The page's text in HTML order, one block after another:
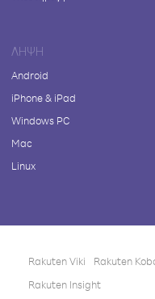
ΛΉΨΗ
Android
iPhone & iPad
Windows PC
Mac
Linux
Rakuten Viki Rakuten
Rakuten Insight